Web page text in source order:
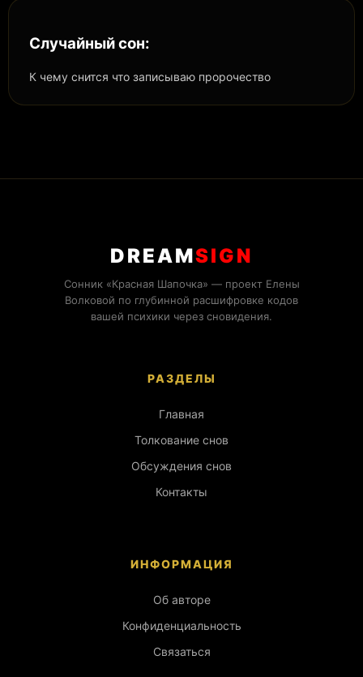
Случайный сон:
К чему снится что записываю пророчество
DREAMSIGN
Сонник «Красная Шапочка» — проект Елены
Волковой по глубинной расшифровке кодов
вашей психики через сновидения.
РАЗДЕЛЫ
Главная
Толкование снов
Обсуждения снов
Контакты
ИНФОРМАЦИЯ
Об авторе
Конфиденциальность
Связаться